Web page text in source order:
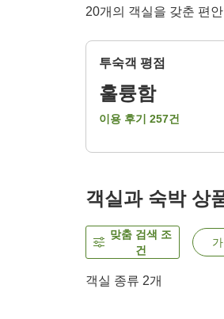
20개의 객실을 갖춘 편
투숙객 평점
훌륭함
이용 후기 257건
객실과 숙박 상
맞춤 검색 조
건
객실 종류 2개